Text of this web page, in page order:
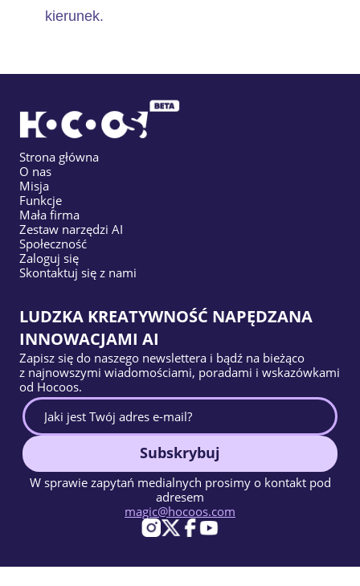
kierunek.
Strona główna
O nas
Misja
Funkcje
Mała firma
Zestaw narzędzi AI
Społeczność
Zaloguj się
Skontaktuj się z nami
LUDZKA KREATYWNOŚĆ NAPĘDZANA
INNOWACJAMI AI
Zapisz się do naszego newslettera i bądź na bieżąco
z najnowszymi wiadomościami, poradami i wskazówkami
od Hocoos.
Subskrybuj
W sprawie zapytań medialnych prosimy o kontakt pod
adresem
magic@hocoos.com